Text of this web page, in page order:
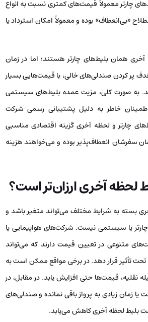
چارتر معمولاً قیمت‌های کمتری نسبت به انواع
«بی‌انعطاف» بوده و معمولاً امکان استرداد یا
همان بلیط‌های چارتر هستند؛ اما در زمان
پر کردن صندلی‌های خالی، با قیمت‌هایی بسیار
به صورت کلی، مزیت عمده بلیط‌های سیستمی
خاطر به دلیل پشتیبانی رسمی شرکت
چارتر و لحظه آخری گزینه اقتصادی مناسبی
سفرشان انعطاف‌پذیر بوده و می‌خواهند هزینه
لحظه آخری ارزان‌تر است؟
بسته به شرایط مختلف می‌تواند متغیر باشد و
چارتر یا سیستمی نیست. شرکت‌های هواپیمایی یا
متنوعی در تعیین قیمت دارند که می‌تواند
تأثیر قرار دهد. در برخی مواقع ممکن است به
نقلیه، قیمت‌ها حتی افزایش یابد. در مقابل، در
یا زمان زیادی به پرواز باقی نمانده و صندلی‌های
بلیط لحظه آخری کاهش می‌یابد.